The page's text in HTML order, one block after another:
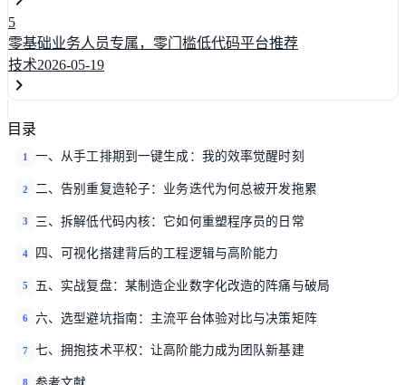
5
零基础业务人员专属，零门槛低代码平台推荐
技术2026-05-19
目录
1 一、从手工排期到一键生成：我的效率觉醒时刻
2 二、告别重复造轮子：业务迭代为何总被开发拖累
3 三、拆解低代码内核：它如何重塑程序员的日常
4 四、可视化搭建背后的工程逻辑与高阶能力
5 五、实战复盘：某制造企业数字化改造的阵痛与破局
6 六、选型避坑指南：主流平台体验对比与决策矩阵
7 七、拥抱技术平权：让高阶能力成为团队新基建
8